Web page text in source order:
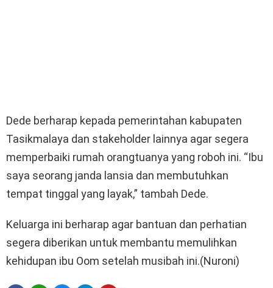
Dede berharap kepada pemerintahan kabupaten
Tasikmalaya dan stakeholder lainnya agar segera
memperbaiki rumah orangtuanya yang roboh ini. “Ibu
saya seorang janda lansia dan membutuhkan
tempat tinggal yang layak,” tambah Dede.
Keluarga ini berharap agar bantuan dan perhatian
segera diberikan untuk membantu memulihkan
kehidupan ibu Oom setelah musibah ini.(Nuroni)